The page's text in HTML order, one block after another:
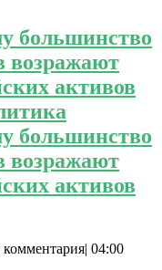
большинство
возражают
активов
большинство
возражают
активов
| 04:00